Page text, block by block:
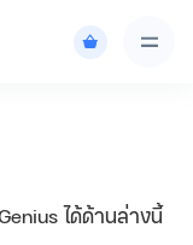
ได้ด้านล่างนี้